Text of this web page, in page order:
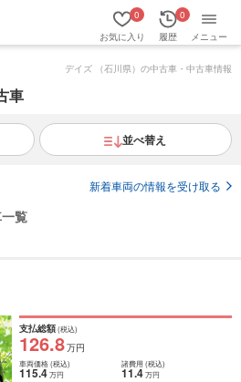
お気に入り
0
履歴
0
メニュー
デイズ （石川県）の中古車・中古車情報
車
並べ替え
新着車両の情報を受け取る
覧
支払総額(税込)
126.8万円
車両価格(税込)
115.4万円
諸費用 (税込)
11.4 万円